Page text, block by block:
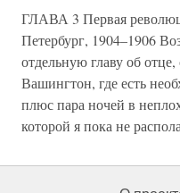
ГЛАВА 3 Первая
Петербург, 1904–1906
отдельную главу об
Вашингтон, где есть
плюс пара ночей в
которой я пока не